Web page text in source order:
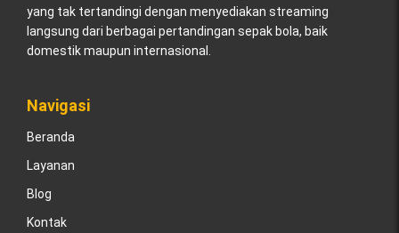
yang tak tertandingi dengan menyediakan streaming
langsung dari berbagai pertandingan sepak bola, baik
domestik maupun internasional.
Navigasi
Beranda
Layanan
Blog
Kontak